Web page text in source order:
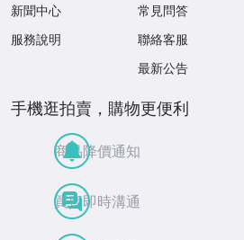
新聞中心
服務說明
常見問答
聯絡客服
最新公告
手機逛拍賣，購物更便利
商品降價通知
買賣即時溝通